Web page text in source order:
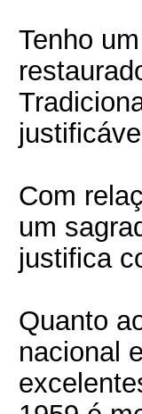
Tenho
Com
um
justifica
Quanto
nacional